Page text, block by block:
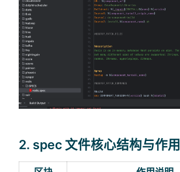
2. spec 文件核心结构与作用